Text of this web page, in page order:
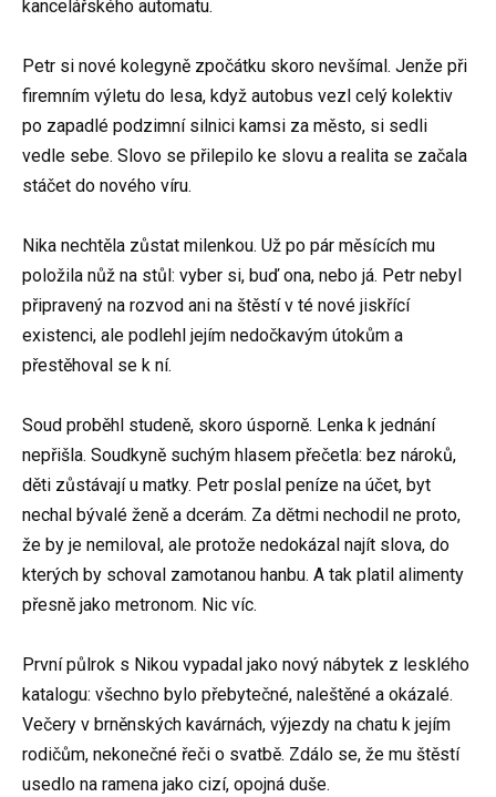
kancelářského automatu.
Petr si nové kolegyně zpočátku skoro nevšímal. Jenže při
firemním výletu do lesa, když autobus vezl celý kolektiv
po zapadlé podzimní silnici kamsi za město, si sedli
vedle sebe. Slovo se přilepilo ke slovu a realita se začala
stáčet do nového víru.
Nika nechtěla zůstat milenkou. Už po pár měsících mu
položila nůž na stůl: vyber si, buď ona, nebo já. Petr nebyl
připravený na rozvod ani na štěstí v té nové jiskřící
existenci, ale podlehl jejím nedočkavým útokům a
přestěhoval se k ní.
Soud proběhl studeně, skoro úsporně. Lenka k jednání
nepřišla. Soudkyně suchým hlasem přečetla: bez nároků,
děti zůstávají u matky. Petr poslal peníze na účet, byt
nechal bývalé ženě a dcerám. Za dětmi nechodil ne proto,
že by je nemiloval, ale protože nedokázal najít slova, do
kterých by schoval zamotanou hanbu. A tak platil alimenty
přesně jako metronom. Nic víc.
První půlrok s Nikou vypadal jako nový nábytek z lesklého
katalogu: všechno bylo přebytečné, naleštěné a okázalé.
Večery v brněnských kavárnách, výjezdy na chatu k jejím
rodičům, nekonečné řeči o svatbě. Zdálo se, že mu štěstí
usedlo na ramena jako cizí, opojná duše.